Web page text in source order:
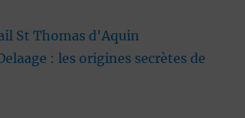
St Thomas d'Aquin
: les origines secrètes de